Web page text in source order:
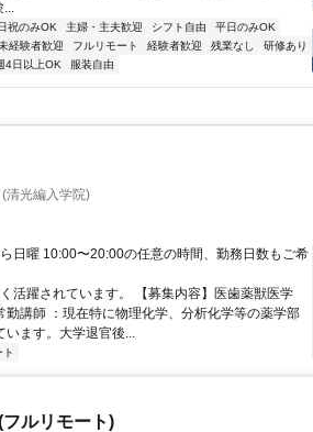
...
祝のみOK 主婦・主夫歓迎 シフト自由
平日のみOK
経験者歓迎 フルリモート 経験者歓迎 残業なし
研修あり
4日以上OK 服装自由
光編入学院)
日曜 10:00〜20:00の任意の時間、勤務日数もご希
活躍されています。 【募集内容】医歯薬獣医学
講師 ：現在特に物理化学、分析化学等の薬学部
います。大学退官後...
ト
ルリモート)